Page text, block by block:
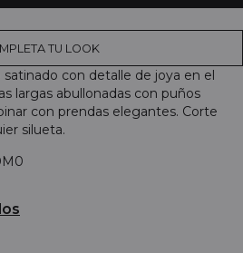
TU LOOK
con detalle de joya en el
largas abullonadas con puños
con prendas elegantes. Corte
silueta.